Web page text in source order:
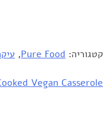
קטגוריה: Pure Food
,
ניווט
Vegan Casserole